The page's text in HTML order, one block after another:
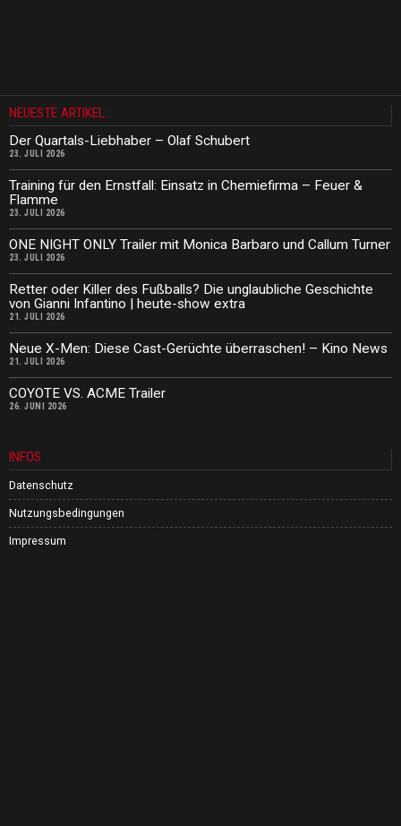
NEUESTE ARTIKEL:
Der Quartals-Liebhaber – Olaf Schubert
23. JULI 2026
Training für den Ernstfall: Einsatz in Chemiefirma – Feuer &
Flamme
23. JULI 2026
ONE NIGHT ONLY Trailer mit Monica Barbaro und Callum Turner
23. JULI 2026
Retter oder Killer des Fußballs? Die unglaubliche Geschichte
von Gianni Infantino | heute-show extra
21. JULI 2026
Neue X-Men: Diese Cast-Gerüchte überraschen! – Kino News
21. JULI 2026
COYOTE VS. ACME Trailer
26. JUNI 2026
INFOS
Datenschutz
Nutzungsbedingungen
Impressum